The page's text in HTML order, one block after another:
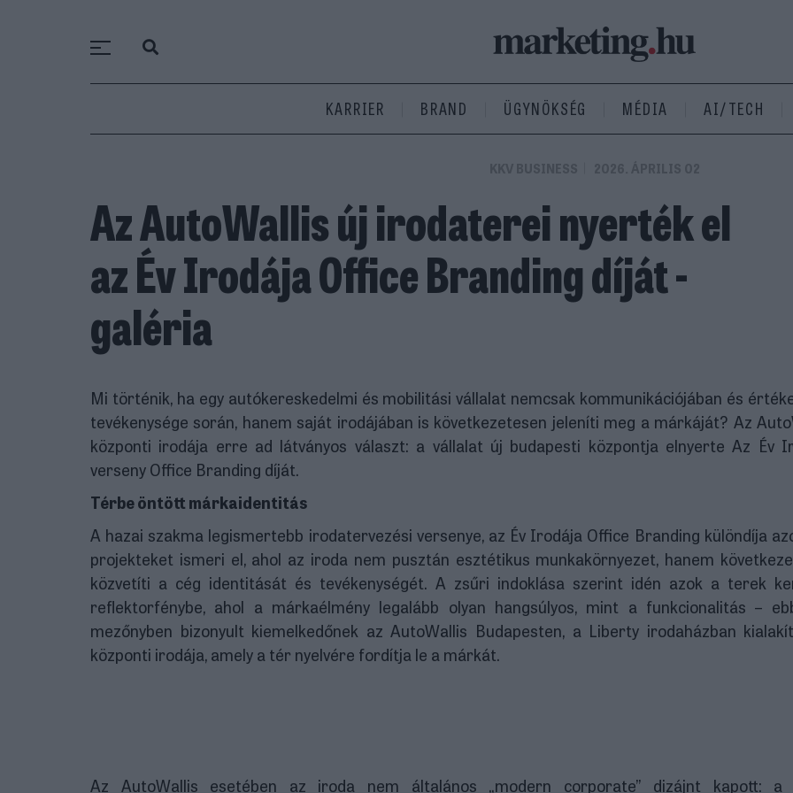
KARRIER BRAND ÜGYNÖKSÉG MÉDIA AI/TECH
Az AutoWallis új irodaterei nyerték el
az Év Irodája Office Branding díját -
galéria
Mi történik, ha egy autókereskedelmi és mobilitási vállalat nemcsak kommunikációjában és
tevékenysége során, hanem saját irodájában is következetesen jeleníti meg a márkáját? Az
központi irodája erre ad látványos választ: a vállalat új budapesti központja elnyerte Az Év
verseny Office Branding díját.
Térbe öntött márkaidentitás
A hazai szakma legismertebb irodatervezési versenye, az Év Irodája Office Branding különdíja
projekteket ismeri el, ahol az iroda nem pusztán esztétikus munkakörnyezet, hanem
közvetíti a cég identitását és tevékenységét. A zsűri indoklása szerint idén azok a terek
reflektorfénybe, ahol a márkaélmény legalább olyan hangsúlyos, mint a funkcionalitás –
mezőnyben bizonyult kiemelkedőnek az AutoWallis Budapesten, a Liberty irodaházban
központi irodája, amely a tér nyelvére fordítja le a márkát.
Az AutoWallis esetében az iroda nem általános „modern corporate” dizájnt kapott: a